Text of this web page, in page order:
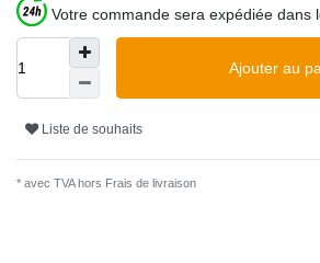
Votre commande sera expédiée dans
Ajouter au
Liste de souhaits
* avec TVA hors Frais de livraison